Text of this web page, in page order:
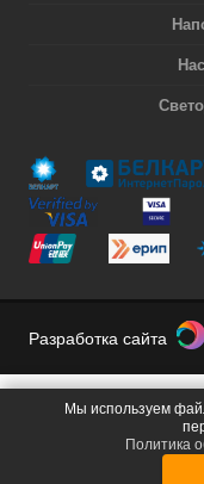
Разработка сайта
Мы используем
Политика